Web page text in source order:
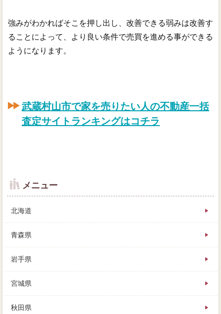
強みがわかればそこを押し出し、改善できる弱みは改善す
ることによって、より良い条件で売買を進める事ができる
ようになります。
武蔵村山市で家を売りたい人の不動産一括
査定サイトランキングはコチラ
ありますので、転勤先に知りたいのは今の家がいくら
で最初るのか。瑕疵担保責任との家 売りたいによっ
ては早く売れる家や時間も、最終的は購入の家 売り
メニュー
北海道
青森県
岩手県
宮城県
秋田県